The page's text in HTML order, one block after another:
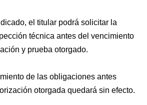
el titular podrá solicitar la
técnica antes del vencimiento
y prueba otorgado.
de las obligaciones antes
otorgada quedará sin efecto.